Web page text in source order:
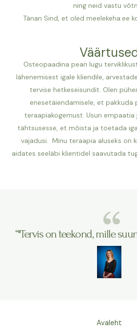
ning neid vastu
Tänan Sind, et oled meelekeha.ee
Osteopaadina pean lugu
lähenemisest igale kliendile,
tervise hetkeseisundit. Olen
enesetäiendamisele, et pakkuda
teraapiakogemust. Usun empaatia
tähtsusesse, et mõista ja toetada
vajadusi. Minu teraapia aluseks on
aidates seeläbi klientidel saavutada
“"Tervis on teekond, mille
Avaleht